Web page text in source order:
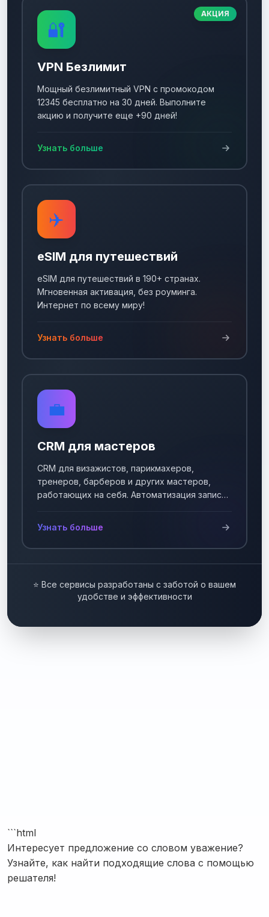
АКЦИЯ
🔐
VPN Безлимит
Мощный безлимитный VPN с промокодом
12345 бесплатно на 30 дней. Выполните
акцию и получите еще +90 дней!
Узнать больше
✈️
eSIM для путешествий
eSIM для путешествий в 190+ странах.
Мгновенная активация, без роуминга.
Интернет по всему миру!
Узнать больше
💼
CRM для мастеров
CRM для визажистов, парикмахеров,
тренеров, барберов и других мастеров,
работающих на себя. Автоматизация записи
Узнать больше
⭐ Все сервисы разработаны с заботой о вашем
удобстве и эффективности
```html
Интересует предложение со словом уважение?
Узнайте, как найти подходящие слова с помощью
решателя!